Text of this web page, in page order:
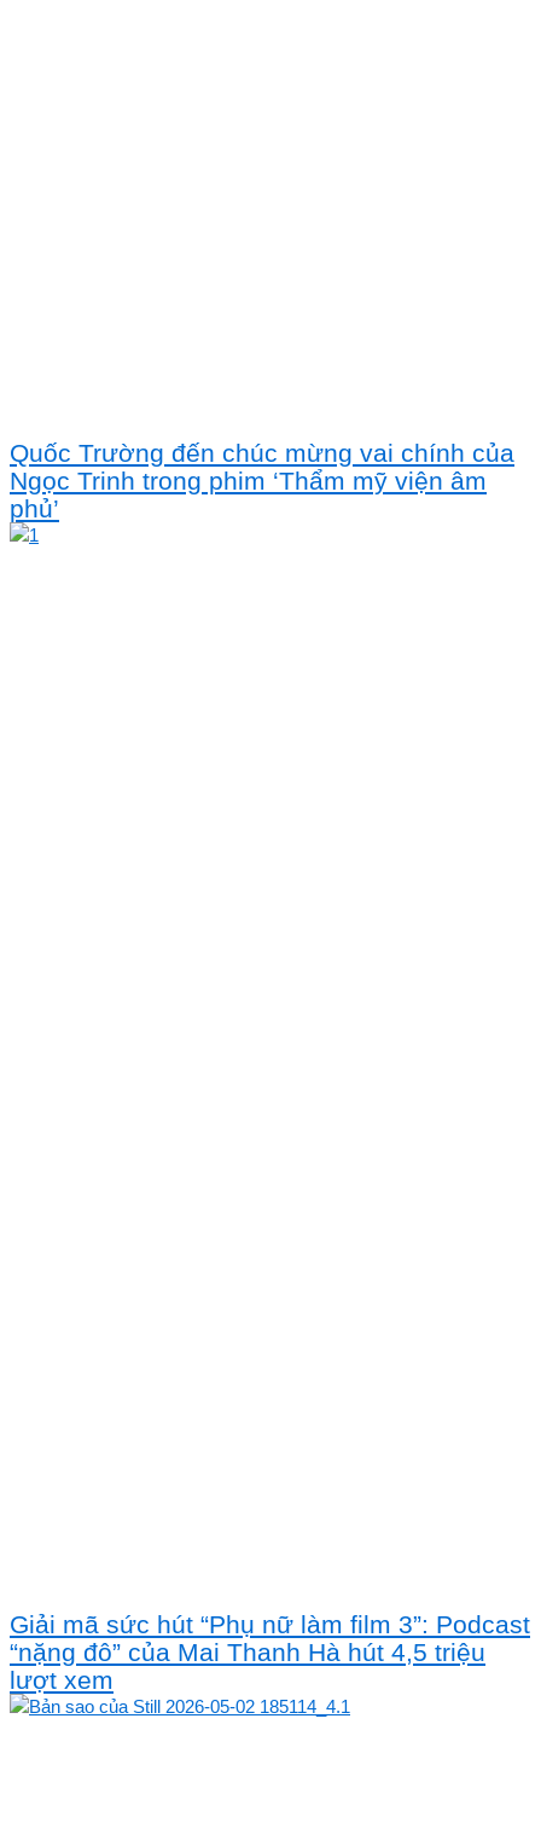
Quốc Trường đến chúc mừng vai chính của
Ngọc Trinh trong phim ‘Thẩm mỹ viện âm
phủ’
Giải mã sức hút “Phụ nữ làm film 3”: Podcast
“nặng đô” của Mai Thanh Hà hút 4,5 triệu
lượt xem